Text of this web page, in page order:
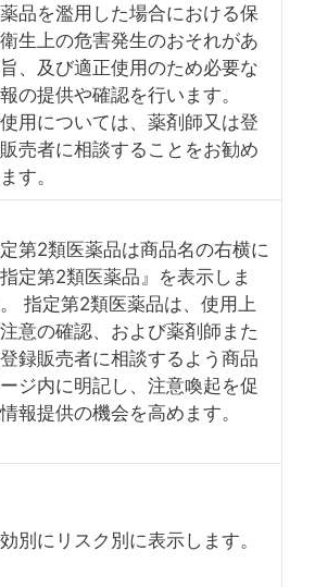
品を濫用した場合における保
生上の危害発生のおそれがあ
、及び適正使用のため必要な
の提供や確認を行います。
用については、薬剤師又は登
売者に相談することをお勧め
す。
第2類医薬品は商品名の右横に
指定第2類医薬品』を表示しま
指定第2類医薬品は、使用上
意の確認、および薬剤師また
録販売者に相談するよう商品
ジ内に明記し、注意喚起を促
報提供の機会を高めます。
別にリスク別に表示します。